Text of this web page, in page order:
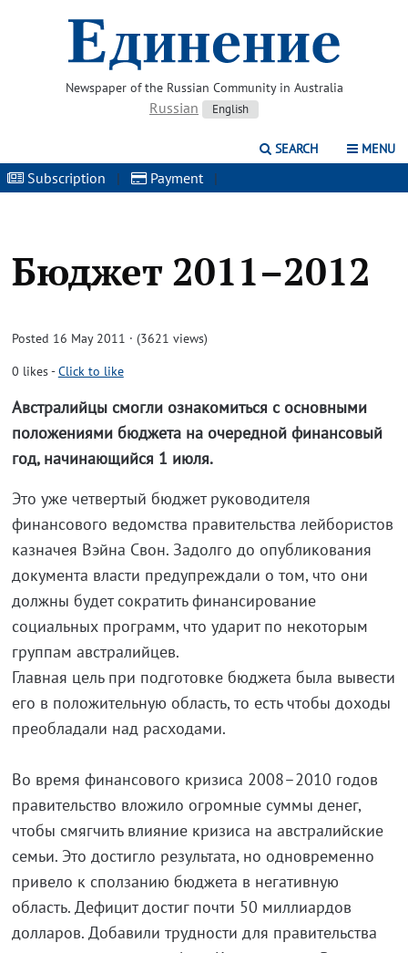
Newspaper of the Russian Community in Australia
Russian English
SEARCH MENU
Subscription | Payment |
Бюджет 2011–2012
Posted 16 May 2011 · (3621 views)
0 likes-Click to like
Австралийцы смогли ознакомиться с основными
положениями бюджета на очередной финансовый
год, начинающийся 1 июля.
Это уже четвертый бюджет руководителя
финансового ведомства правительства лейбористов
казначея Вэйна Свон. Задолго до опубликования
документа власти предупреждали о том, что они
должны будет сократить финансирование
социальных программ, что ударит по некоторым
группам австралийцев.
Главная цель при подготовке бюджета была вывести
его в положительную область, то есть чтобы доходы
преобладали над расходами.
Во время финансового кризиса 2008–2010 годов
правительство вложило огромные суммы денег,
чтобы смягчить влияние кризиса на австралийские
семьи. Это достигло результата, но одновременно
привело к сползанию бюджета в негативную
область. Дефицит достиг почти 50 миллиардов
долларов. Добавили трудности для правительства